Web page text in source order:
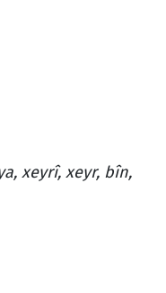
xeyrî, xeyr, bîn,